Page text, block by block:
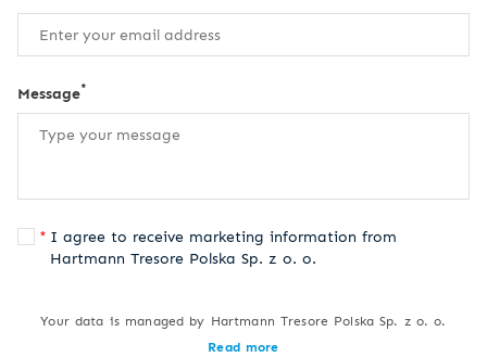
Message*
I agree to receive marketing information from
Hartmann Tresore Polska Sp. z o. o.
Your data is managed by Hartmann Tresore Polska Sp. z o. o.
Read more